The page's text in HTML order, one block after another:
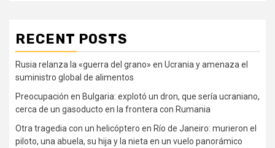
RECENT POSTS
Rusia relanza la «guerra del grano» en Ucrania y amenaza el
suministro global de alimentos
Preocupación en Bulgaria: explotó un dron, que sería ucraniano,
cerca de un gasoducto en la frontera con Rumania
Otra tragedia con un helicóptero en Río de Janeiro: murieron el
piloto, una abuela, su hija y la nieta en un vuelo panorámico